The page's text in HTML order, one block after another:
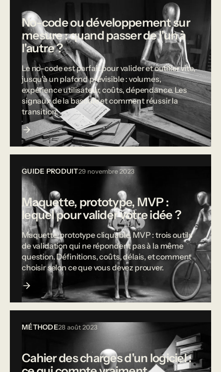
No-code ou développement sur
mesure : quand passer de l'un à
l'autre ?
Le no-code est parfait pour valider et outiller vite,
jusqu'à un plafond prévisible : volumes,
expérience utilisateur, coûts, dépendance. Les
signaux de la bascule et comment réussir la
transition.
GUIDE PRODUIT29 novembre 2023
Maquette, prototype, MVP :
lequel pour valider votre idée ?
Maquette, prototype cliquable, MVP : trois outils
de validation qui ne répondent pas à la même
question. Définitions, coûts, délais, et comment
choisir selon ce que vous devez prouver.
MÉTHODE28 août 2023
Cahier des charges d'un logiciel :